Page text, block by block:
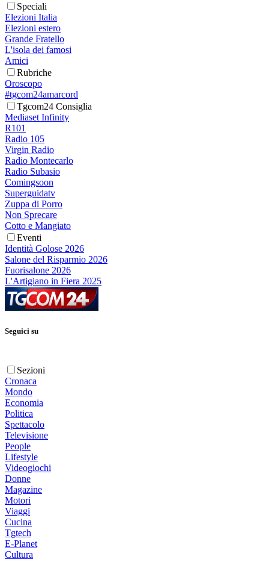
Speciali
Elezioni Italia
Elezioni estero
Grande Fratello
L'isola dei famosi
Amici
Rubriche
Oroscopo
#tgcom24amarcord
Tgcom24 Consiglia
Mediaset Infinity
R101
Radio 105
Virgin Radio
Radio Montecarlo
Radio Subasio
Comingsoon
Superguidatv
Zuppa di Porro
Non Sprecare
Cotto e Mangiato
Eventi
Identità Golose 2026
Salone del Risparmio 2026
Fuorisalone 2026
L'Artigiano in Fiera 2025
Seguici su
Sezioni
Cronaca
Mondo
Economia
Politica
Spettacolo
Televisione
People
Lifestyle
Videogiochi
Donne
Magazine
Motori
Viaggi
Cucina
Tgtech
E-Planet
Cultura